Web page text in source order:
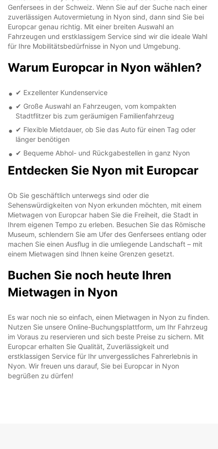
Genfersees in der Schweiz. Wenn Sie auf der Suche nach einer
zuverlässigen Autovermietung in Nyon sind, dann sind Sie bei
Europcar genau richtig. Mit einer breiten Auswahl an
Fahrzeugen und erstklassigem Service sind wir die ideale Wahl
für Ihre Mobilitätsbedürfnisse in Nyon und Umgebung.
Warum Europcar in Nyon wählen?
✔ Exzellenter Kundenservice
✔ Große Auswahl an Fahrzeugen, vom kompakten
Stadtflitzer bis zum geräumigen Familienfahrzeug
✔ Flexible Mietdauer, ob Sie das Auto für einen Tag oder
länger benötigen
✔ Bequeme Abhol- und Rückgabestellen in ganz Nyon
Entdecken Sie Nyon mit Europcar
Ob Sie geschäftlich unterwegs sind oder die
Sehenswürdigkeiten von Nyon erkunden möchten, mit einem
Mietwagen von Europcar haben Sie die Freiheit, die Stadt in
Ihrem eigenen Tempo zu erleben. Besuchen Sie das Römische
Museum, schlendern Sie am Ufer des Genfersees entlang oder
machen Sie einen Ausflug in die umliegende Landschaft – mit
einem Mietwagen sind Ihnen keine Grenzen gesetzt.
Buchen Sie noch heute Ihren
Mietwagen in Nyon
Es war noch nie so einfach, einen Mietwagen in Nyon zu finden.
Nutzen Sie unsere Online-Buchungsplattform, um Ihr Fahrzeug
im Voraus zu reservieren und sich beste Preise zu sichern. Mit
Europcar erhalten Sie Qualität, Zuverlässigkeit und
erstklassigen Service für Ihr unvergessliches Fahrerlebnis in
Nyon. Wir freuen uns darauf, Sie bei Europcar in Nyon
begrüßen zu dürfen!